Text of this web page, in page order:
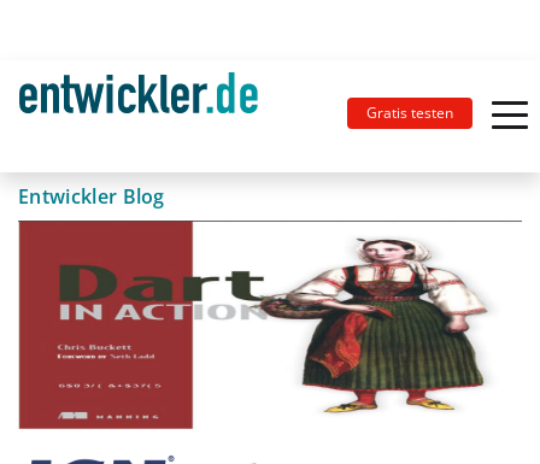
Gratis testen
Entwickler Blog